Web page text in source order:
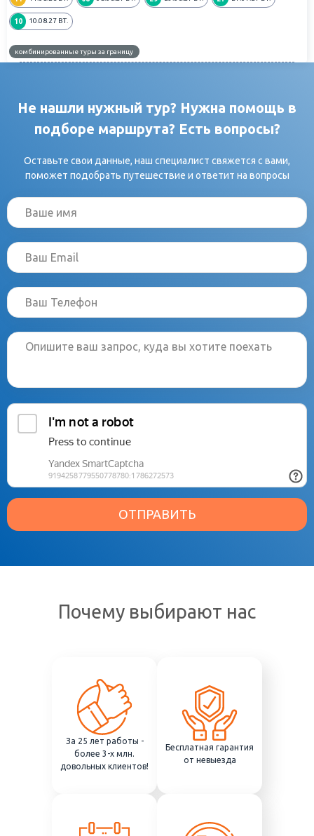
«бислаг». Отведать национальные блюда в Монголии можно в
ресторанах, кафе и традиционных чайных "цайны газар", где, вместе
добавлением молока, масла, специй и трав. Монголы считают «сутэй
цай» напитком жизни, дарующем энергию и здоровье.
10 10.08.27 ВТ.
комбинированные туры за границу
Не нашли нужный тур? Нужна помощь в
подборе маршрута? Есть вопросы?
Оставьте свои данные, наш специалист свяжется с вами,
поможет подобрать путешествие и ответит на вопросы
ОТПРАВИТЬ
Почему выбирают нас
За 25 лет работы -
более 3-х млн.
довольных клиентов!
Бесплатная гарантия
от невыезда